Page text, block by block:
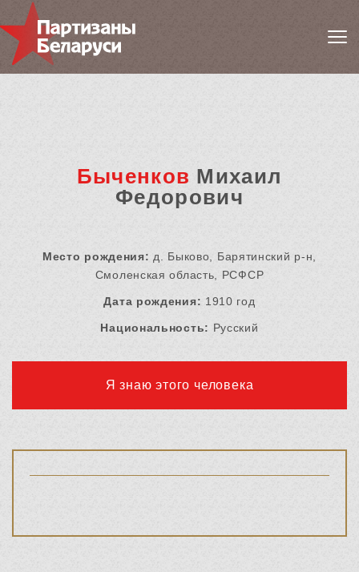
Быченков Михаил
Федорович
Место рождения: д. Быково, Барятинский р-н,
Смоленская область, РСФСР
Дата рождения: 1910 год
Национальность: Русский
Я знаю этого человека